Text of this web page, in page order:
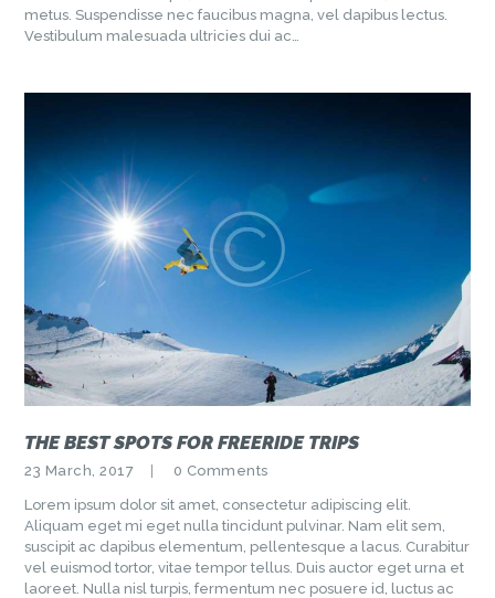
metus. Suspendisse nec faucibus magna, vel dapibus lectus.
Vestibulum malesuada ultricies dui ac…
THE BEST SPOTS FOR FREERIDE TRIPS
23 March, 2017 0 Comments
Lorem ipsum dolor sit amet, consectetur adipiscing elit.
Aliquam eget mi eget nulla tincidunt pulvinar. Nam elit sem,
suscipit ac dapibus elementum, pellentesque a lacus. Curabitur
vel euismod tortor, vitae tempor tellus. Duis auctor eget urna et
laoreet. Nulla nisl turpis, fermentum nec posuere id, luctus ac